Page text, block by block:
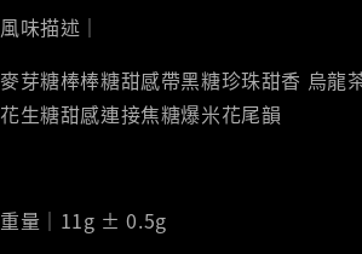
風味描述｜
麥芽糖棒棒糖甜感帶黑糖珍珠甜香 烏龍
花生糖甜感連接焦糖爆米花尾韻
重量｜11g ± 0.5g